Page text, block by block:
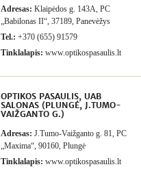
Adresas: Klaipėdos g. 143A, PC
„Babilonas II“, 37189, Panevėžys
Tel.: +370 (655) 91579
Tinklalapis: www.optikospasaulis.lt
OPTIKOS PASAULIS, UAB
SALONAS (PLUNGĖ, J.TUMO-
VAIŽGANTO G.)
Adresas: J.Tumo-Vaižganto g. 81, PC
„Maxima“, 90160, Plungė
Tinklalapis: www.optikospasaulis.lt